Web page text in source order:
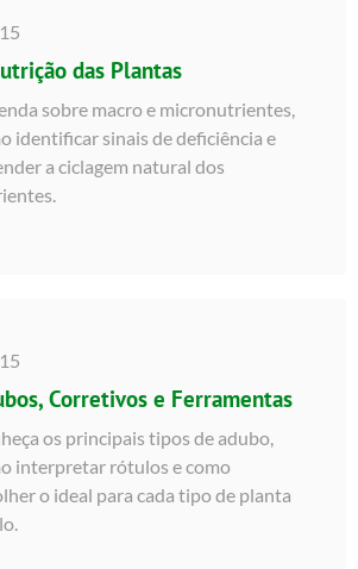
das Plantas
sobre macro e micronutrientes,
identificar sinais de deficiência e
a ciclagem natural dos
Corretivos e Ferramentas
os principais tipos de adubo,
interpretar rótulos e como
o ideal para cada tipo de planta